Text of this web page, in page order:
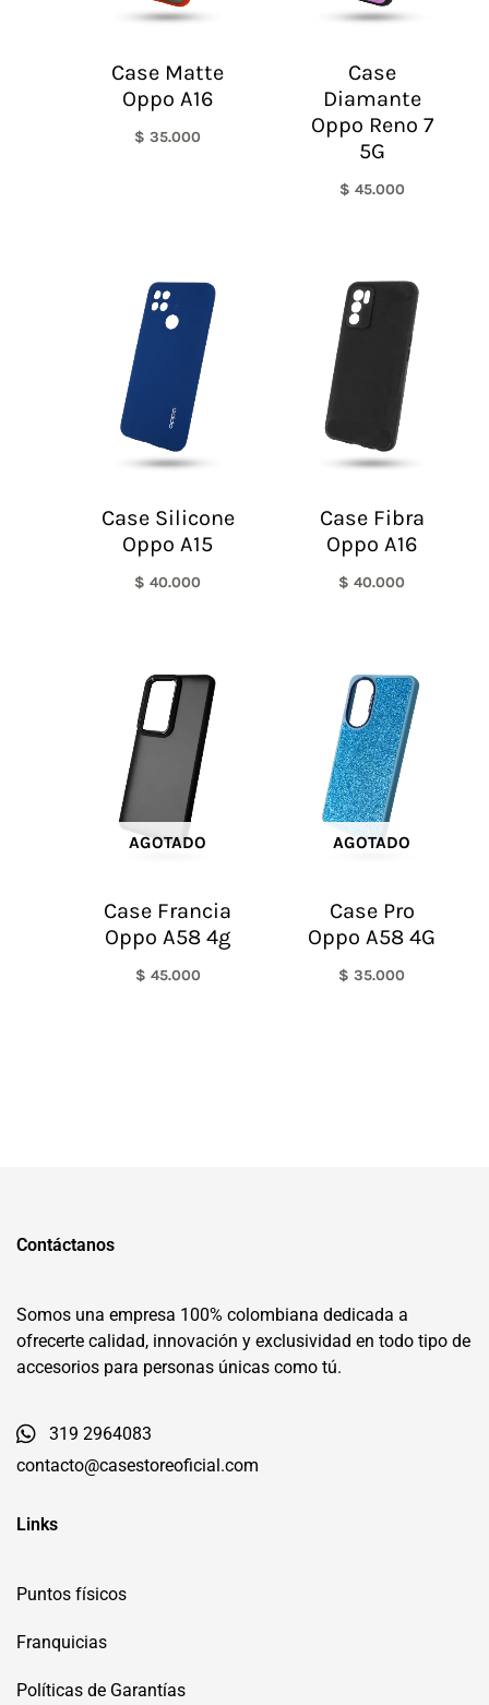
Case Matte
Oppo A16
$ 35.000
Case
Diamante
Oppo Reno 7
5G
$ 45.000
Case Silicone
Oppo A15
$ 40.000
Case Fibra
Oppo A16
$ 40.000
AGOTADO
Case Francia
Oppo A58 4g
$ 45.000
AGOTADO
Case Pro
Oppo A58 4G
$ 35.000
Contáctanos
Somos una empresa 100% colombiana dedicada a
ofrecerte calidad, innovación y exclusividad en todo tipo de
accesorios para personas únicas como tú.
319 2964083
contacto@casestoreoficial.com
Links
Puntos físicos
Franquicias
Políticas de Garantías